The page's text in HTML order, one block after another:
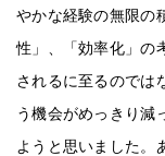
やかな経験の無限の
性」、「効率化」の
されるに至るのでは
う機会がめっきり減
ようと思いました。